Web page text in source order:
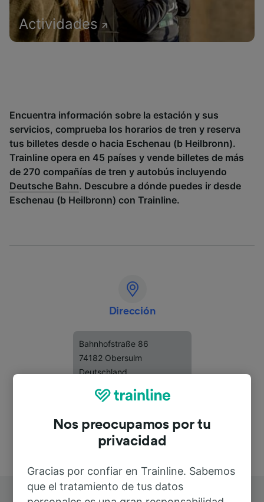
Actividades
Encuentra información sobre la estación y sus
servicios, comprueba los horarios de tren y reserva
tus billetes desde o hacia Eschenau (b Heilbronn).
Trainline opera en 45 países y vende billetes de más
de 270 compañías de tren y autobús incluyendo
Deutsche Bahn. Descubre a dónde puedes ir desde
Eschenau (b Heilbronn) con Trainline.
Dirección
Bahnhofstraße 86
74182 Obersulm
Deutschland
Nos preocupamos por tu
privacidad
Gracias por confiar en Trainline. Sabemos
que el tratamiento de tus datos